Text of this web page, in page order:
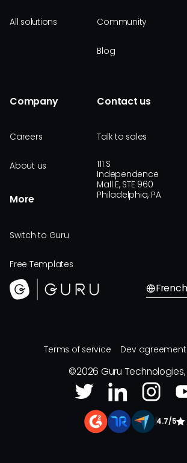
All solutions Community
Blog
Company
Careers
About us
More
Switch to Guru
Free Templates
Contact us
Talk to sales
111 S
Independence
Mall E, STE 960
Philadelphia, PA
Terms of service Dev agreement
©2026 Guru
4.7/5